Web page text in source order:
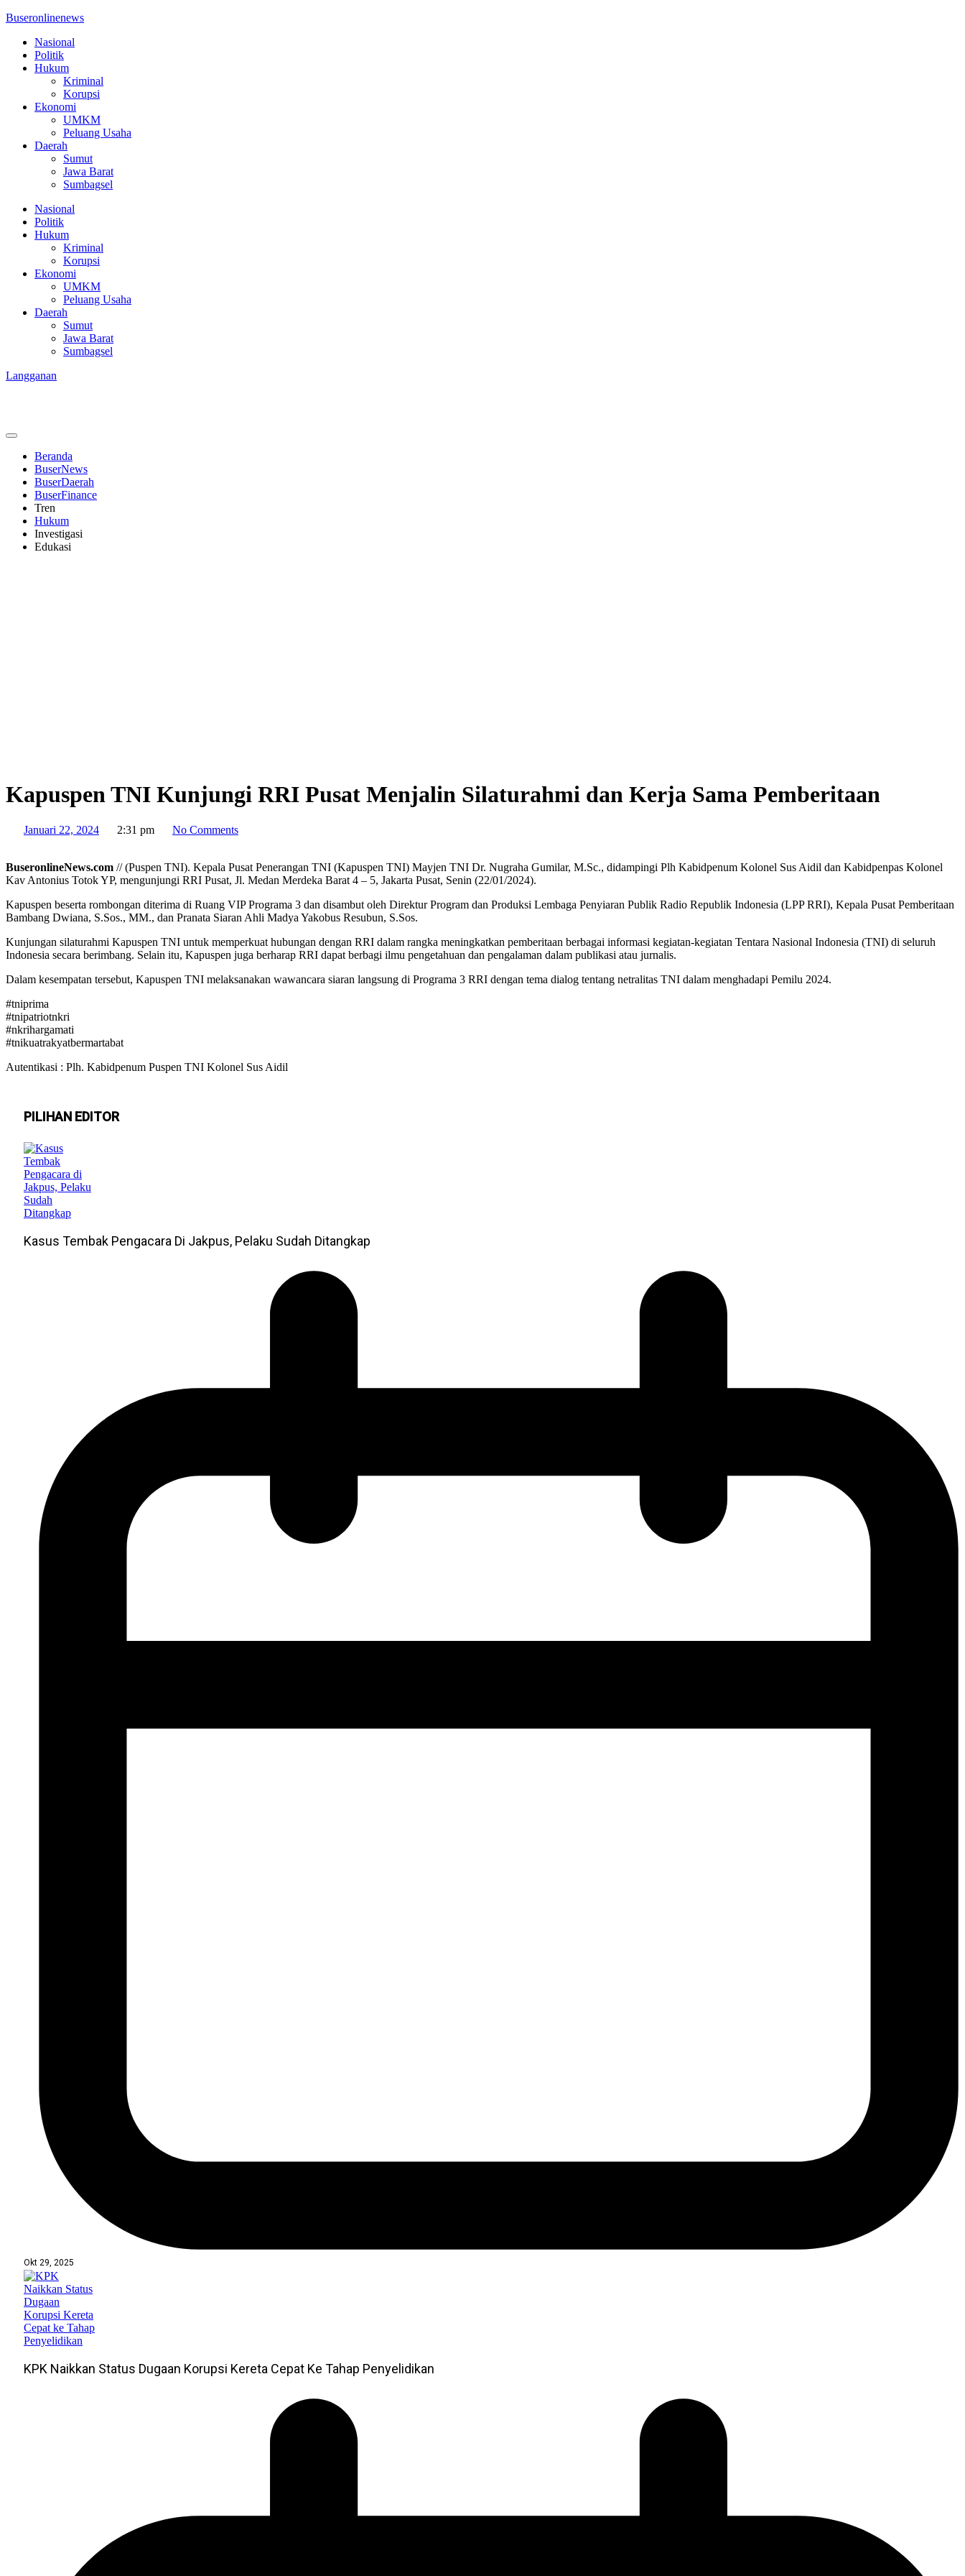
Buseronlinenews
Nasional
Politik
Hukum
Kriminal
Korupsi
Ekonomi
UMKM
Peluang Usaha
Daerah
Sumut
Jawa Barat
Sumbagsel
Nasional
Politik
Hukum
Kriminal
Korupsi
Ekonomi
UMKM
Peluang Usaha
Daerah
Sumut
Jawa Barat
Sumbagsel
Langganan
Beranda
BuserNews
BuserDaerah
BuserFinance
Tren
Hukum
Investigasi
Edukasi
Kapuspen TNI Kunjungi RRI Pusat Menjalin Silaturahmi dan Kerja Sama Pemberitaan
Januari 22, 2024 2:31 pm No Comments
BuseronlineNews.com // (Puspen TNI). Kepala Pusat Penerangan TNI (Kapuspen TNI) Mayjen TNI Dr. Nugraha Gumilar, M.Sc., didampingi Plh Kabidpenum Kolonel Sus Aidil dan Kabidpenpas Kolonel
Kav Antonius Totok YP, mengunjungi RRI Pusat, Jl. Medan Merdeka Barat 4 – 5, Jakarta Pusat, Senin (22/01/2024).
Kapuspen beserta rombongan diterima di Ruang VIP Programa 3 dan disambut oleh Direktur Program dan Produksi Lembaga Penyiaran Publik Radio Republik Indonesia (LPP RRI), Kepala Pusat Pemberitaan
Bambang Dwiana, S.Sos., MM., dan Pranata Siaran Ahli Madya Yakobus Resubun, S.Sos.
Kunjungan silaturahmi Kapuspen TNI untuk memperkuat hubungan dengan RRI dalam rangka meningkatkan pemberitaan berbagai informasi kegiatan-kegiatan Tentara Nasional Indonesia (TNI) di seluruh
Indonesia secara berimbang. Selain itu, Kapuspen juga berharap RRI dapat berbagi ilmu pengetahuan dan pengalaman dalam publikasi atau jurnalis.
Dalam kesempatan tersebut, Kapuspen TNI melaksanakan wawancara siaran langsung di Programa 3 RRI dengan tema dialog tentang netralitas TNI dalam menghadapi Pemilu 2024.
#tniprima
#tnipatriotnkri
#nkrihargamati
#tnikuatrakyatbermartabat
Autentikasi : Plh. Kabidpenum Puspen TNI Kolonel Sus Aidil
PILIHAN EDITOR
Kasus Tembak Pengacara Di Jakpus, Pelaku Sudah Ditangkap
Okt 29, 2025
KPK Naikkan Status Dugaan Korupsi Kereta Cepat Ke Tahap Penyelidikan